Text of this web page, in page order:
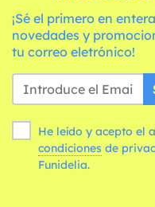
¡Sé el primero en
novedades y
tu correo eletrónico!
He leído y acepto el
condiciones
Funidelia.